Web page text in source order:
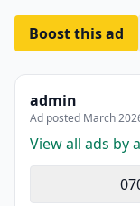
Boost this ad
admin
Ad posted March
View all ads by